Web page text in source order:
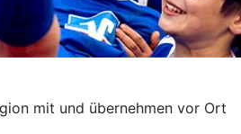
mit und übernehmen vor Ort